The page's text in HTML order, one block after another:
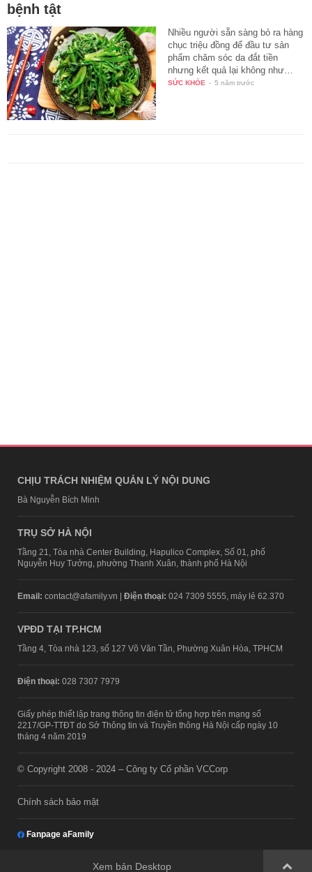
bệnh tật
Nhiều người sẵn sàng bỏ ra hàng
chục triệu đồng để đầu tư sản
phẩm chăm sóc da đắt tiền
nhưng kết quả lại không như…
SỨC KHỎE - 5 năm trước
CHỊU TRÁCH NHIỆM QUẢN LÝ NỘI DUNG
Bà Nguyễn Bích Minh
TRỤ SỞ HÀ NỘI
Tầng 21, Tòa nhà Center Building, Hapulico Complex, Số 01, phố
Nguyễn Huy Tưởng, phường Thanh Xuân, thành phố Hà Nội
Email: contact@afamily.vn | Điện thoại: 024 7309 5555, máy lẻ 62.370
VPĐD TẠI TP.HCM
Tầng 4, Tòa nhà 123, số 127 Võ Văn Tần, Phường Xuân Hòa, TPHCM
Điện thoại: 028 7307 7979
Giấy phép thiết lập trang thông tin điện tử tổng hợp trên mạng số
2217/GP-TTĐT do Sở Thông tin và Truyền thông Hà Nội cấp ngày 10
tháng 4 năm 2019
© Copyright 2008 - 2024 – Công ty Cổ phần VCCorp
Chính sách bảo mật
Fanpage aFamily
Xem bản Desktop